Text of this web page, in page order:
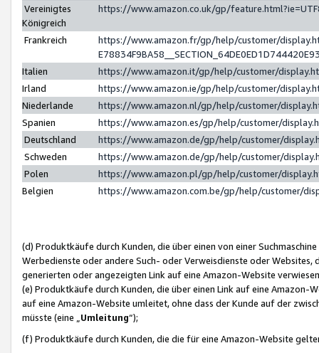
Vereinigtes
Königreich
https://www.amazon.co.uk/gp/
Frankreich
https://www.amazon.fr/gp/help/customer/
Italien
https://www.amazon.it/gp/help/customer/
Irland
https://www.amazon.ie/gp/help/customer/
Niederlande
https://www.amazon.nl/gp/help/customer/
Spanien
https://www.amazon.es/gp/help/customer/
Deutschland
https://www.amazon.de/gp/help/customer/
Schweden
https://www.amazon.de/gp/help/customer/
Polen
https://www.amazon.pl/gp/help/customer/
Belgien
https://www.amazon.com.be/gp/help/customer/
(d) Produktkäufe durch Kunden, die über einen von einer
Werbedienste oder andere Such- oder Verweisdienste oder Websites,
generierten oder angezeigten Link auf eine Amazon-Website
(e) Produktkäufe durch Kunden, die über einen Link auf eine
auf eine Amazon-Website umleitet, ohne dass der Kunde auf der
müsste (eine „ Umleitung“);
(f) Produktkäufe durch Kunden, die die für eine Amazon-Website